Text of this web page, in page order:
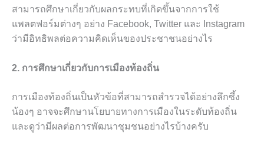
สามารถศึกษาเกี่ยวกับผลกระทบที่เกิดขึ้นจากการใช้
แพลตฟอร์มต่างๆ อย่าง Facebook, Twitter และ Instagram
ว่ามีอิทธิพลต่อความคิดเห็นของประชาชนอย่างไร
2. การศึกษาเกี่ยวกับการเมืองท้องถิ่น
การเมืองท้องถิ่นเป็นหัวข้อที่สามารถสำรวจได้อย่างลึกซึ้ง
น้องๆ อาจจะศึกษานโยบายทางการเมืองในระดับท้องถิ่น
และดูว่ามีผลต่อการพัฒนาชุมชนอย่างไรบ้างครับ